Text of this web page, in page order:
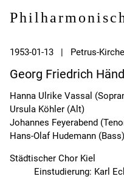
1953-01-13 | Petrus-
Georg Friedrich
Hanna Ulrike Vassal
Ursula Köhler (Alt)
Johannes Feyerabend
Hans-Olaf Hudemann (Bass)
Städtischer Chor Kiel
Einstudierung: Karl